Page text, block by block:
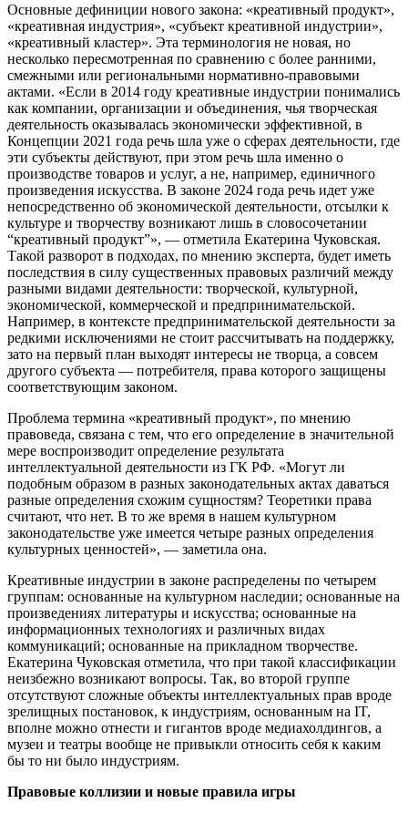
Основные дефиниции нового закона: «креативный продукт»,
«креативная индустрия», «субъект креативной индустрии»,
«креативный кластер». Эта терминология не новая, но
несколько пересмотренная по сравнению с более ранними,
смежными или региональными нормативно-правовыми
актами. «Если в 2014 году креативные индустрии понимались
как компании, организации и объединения, чья творческая
деятельность оказывалась экономически эффективной, в
Концепции 2021 года речь шла уже о сферах деятельности, где
эти субъекты действуют, при этом речь шла именно о
производстве товаров и услуг, а не, например, единичного
произведения искусства. В законе 2024 года речь идет уже
непосредственно об экономической деятельности, отсылки к
культуре и творчеству возникают лишь в словосочетании
“креативный продукт”», — отметила Екатерина Чуковская.
Такой разворот в подходах, по мнению эксперта, будет иметь
последствия в силу существенных правовых различий между
разными видами деятельности: творческой, культурной,
экономической, коммерческой и предпринимательской.
Например, в контексте предпринимательской деятельности за
редкими исключениями не стоит рассчитывать на поддержку,
зато на первый план выходят интересы не творца, а совсем
другого субъекта — потребителя, права которого защищены
соответствующим законом.
Проблема термина «креативный продукт», по мнению
правоведа, связана с тем, что его определение в значительной
мере воспроизводит определение результата
интеллектуальной деятельности из ГК РФ. «Могут ли
подобным образом в разных законодательных актах даваться
разные определения схожим сущностям? Теоретики права
считают, что нет. В то же время в нашем культурном
законодательстве уже имеется четыре разных определения
культурных ценностей», — заметила она.
Креативные индустрии в законе распределены по четырем
группам: основанные на культурном наследии; основанные на
произведениях литературы и искусства; основанные на
информационных технологиях и различных видах
коммуникаций; основанные на прикладном творчестве.
Екатерина Чуковская отметила, что при такой классификации
неизбежно возникают вопросы. Так, во второй группе
отсутствуют сложные объекты интеллектуальных прав вроде
зрелищных постановок, к индустриям, основанным на IT,
вполне можно отнести и гигантов вроде медиахолдингов, а
музеи и театры вообще не привыкли относить себя к каким
бы то ни было индустриям.
Правовые коллизии и новые правила игры